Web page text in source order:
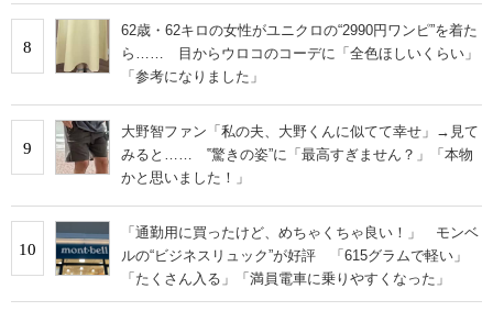
8
62歳・62キロの女性がユニクロの“2990円ワンピ”を着た
ら…… 目からウロコのコーデに「全色ほしいくらい」
「参考になりました」
9
大野智ファン「私の夫、大野くんに似てて幸せ」→見て
みると…… ‟驚きの姿”に「最高すぎません？」「本物
かと思いました！」
10
「通勤用に買ったけど、めちゃくちゃ良い！」 モンベ
ルの“ビジネスリュック”が好評 「615グラムで軽い」
「たくさん入る」「満員電車に乗りやすくなった」